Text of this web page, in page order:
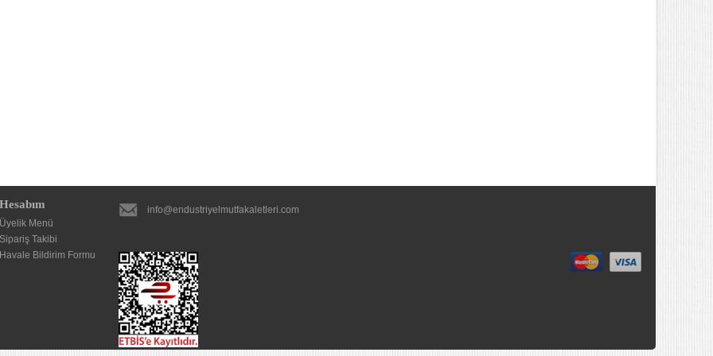
Hesabım
Üyelik Menü
Sipariş Takibi
Havale Bildirim Formu
info@endustriyelmutfakaletleri.com